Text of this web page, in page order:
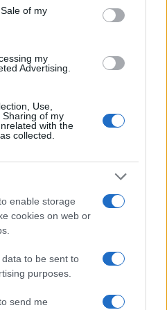
of my
my
Advertising.
Use,
of my
with the
collected.
enable storage
cookies on web or
to be sent to
purposes.
send me